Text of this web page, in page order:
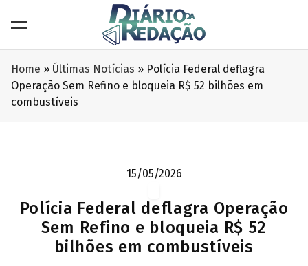
Home » Últimas Notícias » Polícia Federal deflagra
Operação Sem Refino e bloqueia R$ 52 bilhões em
combustíveis
15/05/2026
Polícia Federal deflagra Operação
Sem Refino e bloqueia R$ 52
bilhões em combustíveis